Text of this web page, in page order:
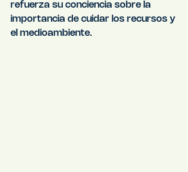
refuerza su conciencia sobre la
importancia de cuidar los recursos y
el medioambiente.